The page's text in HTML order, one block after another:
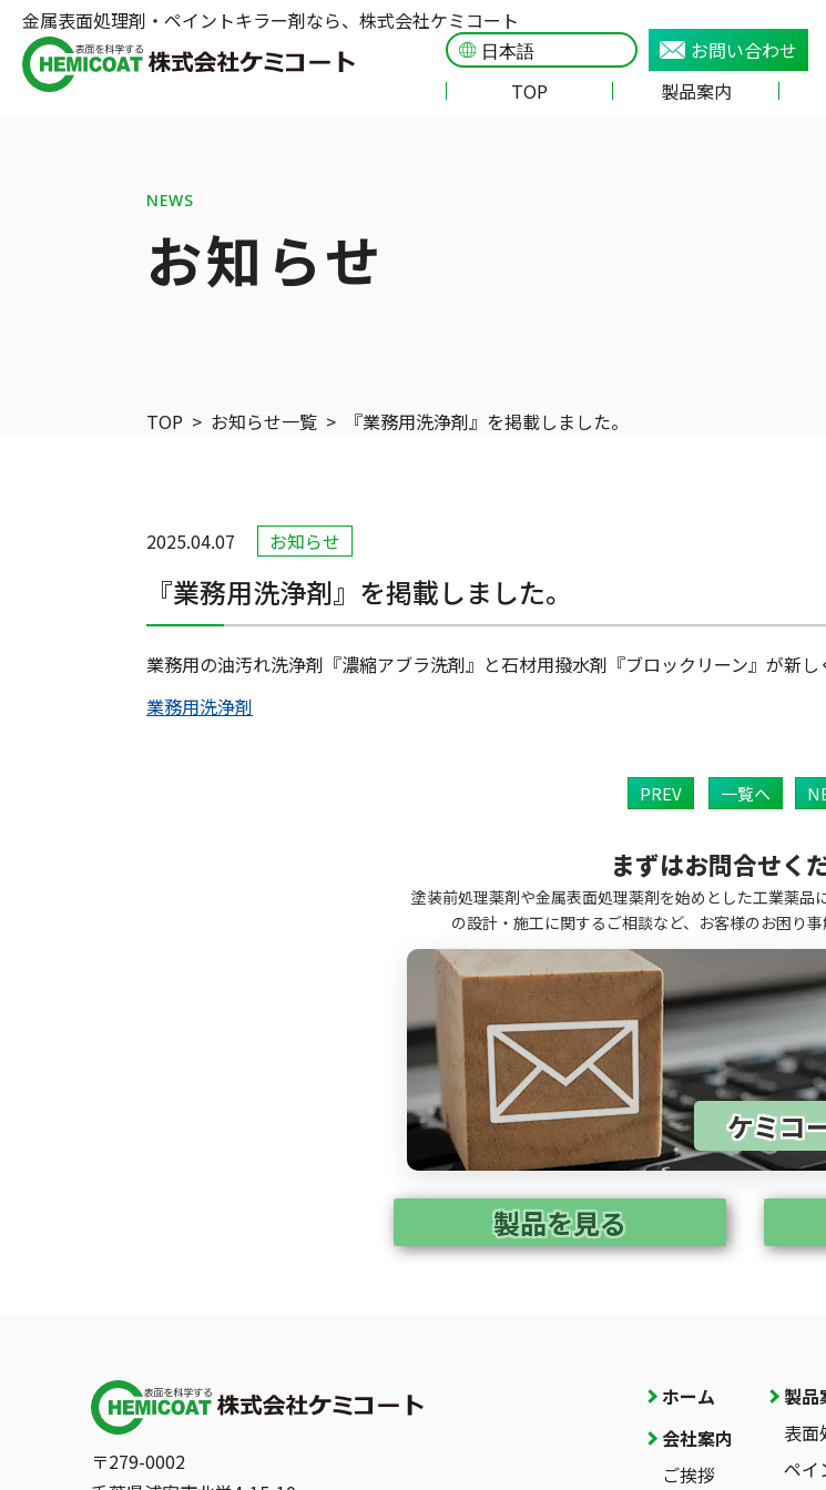
金属表面処理剤・ペイントキラー剤なら、株式会社ケミコート
お問い合わせ
TOP
製品案内
NEWS
お知らせ
TOP > お知らせ一覧 > 『業務用洗浄剤』を掲載しました。
2025.04.07 お知らせ
『業務用洗浄剤』を掲載しました。
業務用の油汚れ洗浄剤『濃縮アブラ洗剤』と石材用撥水剤『ブロックリーン』が新し
業務用洗浄剤
PREV 一覧へ
まずはお問合せく
塗装前処理薬剤や金属表面処理薬剤を始めとした工業薬品
の設計・施工に関するご相談など、お客様のお困り事
ケミコ
製品を見る
〒279-0002
ホーム
会社案内
ご挨拶
製品
表面
ペイ